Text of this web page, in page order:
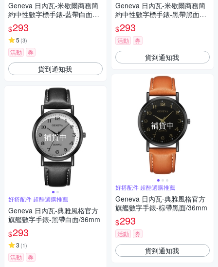
Geneva 日內瓦-米歇爾商務簡
約中性數字標手錶-藍帶白面玫
金框/36mm
$293
5 (3)
活動 券
貨到通知我
補貨中
好搭配件 超酷選購推薦
Geneva 日內瓦-典雅風格官方
旗艦數字手錶-黑帶白面/36mm
$293
3 (1)
活動 券
Geneva 日內瓦-米歇爾商務簡
約中性數字標手錶-黑帶黑面黑
框/36mm
$293
活動 券
貨到通知我
補貨中
好搭配件 超酷選購推薦
Geneva 日內瓦-典雅風格官方
旗艦數字手錶-棕帶黑面/36mm
$293
活動 券
貨到通知我